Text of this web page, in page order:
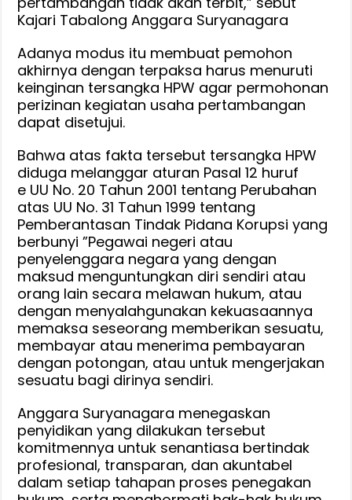
Kajari Tabalong Anggara Suryanagara
Adanya modus itu membuat pemohon
akhirnya dengan terpaksa harus menuruti
keinginan tersangka HPW agar permohonan
perizinan kegiatan usaha pertambangan
dapat disetujui.
Bahwa atas fakta tersebut tersangka HPW
diduga melanggar aturan Pasal 12 huruf
e UU No. 20 Tahun 2001 tentang Perubahan
atas UU No. 31 Tahun 1999 tentang
Pemberantasan Tindak Pidana Korupsi yang
berbunyi ”Pegawai negeri atau
penyelenggara negara yang dengan
maksud menguntungkan diri sendiri atau
orang lain secara melawan hukum, atau
dengan menyalahgunakan kekuasaannya
memaksa seseorang memberikan sesuatu,
membayar atau menerima pembayaran
dengan potongan, atau untuk mengerjakan
sesuatu bagi dirinya sendiri.
Anggara Suryanagara menegaskan
penyidikan yang dilakukan tersebut
komitmennya untuk senantiasa bertindak
profesional, transparan, dan akuntabel
dalam setiap tahapan proses penegakan